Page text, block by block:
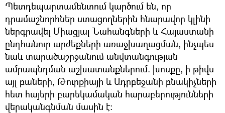
Պետդեպարտամենտում կարծում են, որ
դրամաշնորհներ ստացողներին հնարավոր կլինի
ներգրավել Միացյալ Նահանգների և Հայաստանի
ընդհանուր արժեքների առաջխաղացման, ինչպես
նաև տարածաշրջանում անվտանգության
ամրապնդման աշխատանքներում. խոսքը, ի թիվս
այլ բաների, Թուրքիայի և Ադրբեջանի բնակիչների
հետ հայերի բարեկամական հարաբերությունների
վերականգնման մասին է: